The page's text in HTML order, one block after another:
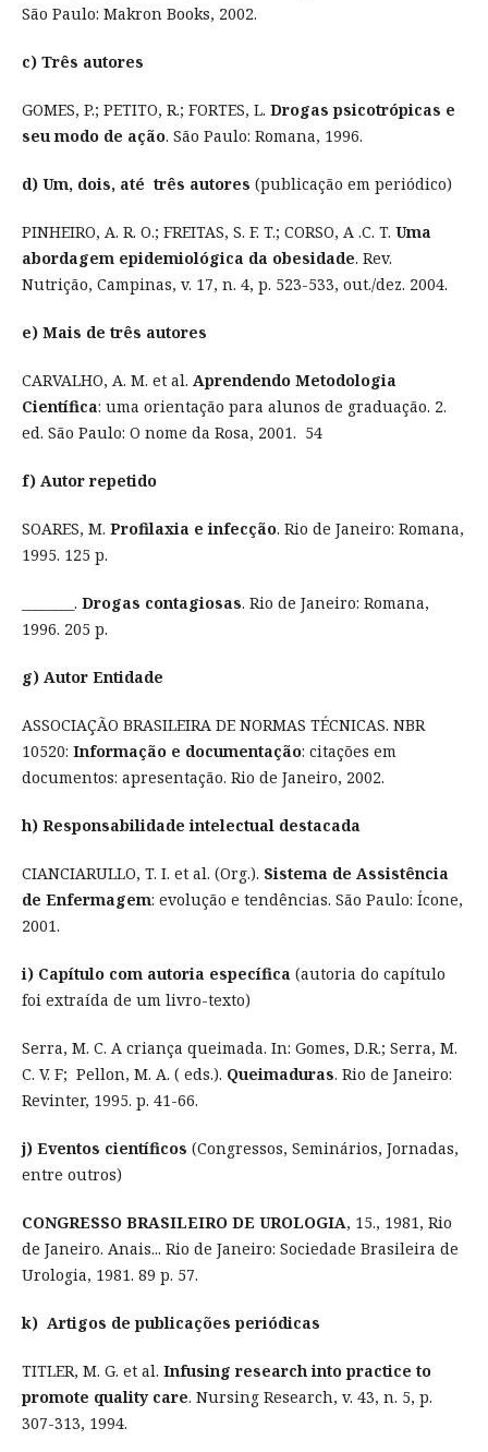
São Paulo: Makron Books, 2002.
c) Três autores
GOMES, P.; PETITO, R.; FORTES, L. Drogas psicotrópicas e
seu modo de ação. São Paulo: Romana, 1996.
d) Um, dois, até três autores (publicação em periódico)
PINHEIRO, A. R. O.; FREITAS, S. F. T.; CORSO, A .C. T. Uma
abordagem epidemiológica da obesidade. Rev.
Nutrição, Campinas, v. 17, n. 4, p. 523-533, out./dez. 2004.
e) Mais de três autores
CARVALHO, A. M. et al. Aprendendo Metodologia
Científica: uma orientação para alunos de graduação. 2.
ed. São Paulo: O nome da Rosa, 2001. 54
f) Autor repetido
SOARES, M. Profilaxia e infecção. Rio de Janeiro: Romana,
1995. 125 p.
________. Drogas contagiosas. Rio de Janeiro: Romana,
1996. 205 p.
g) Autor Entidade
ASSOCIAÇÃO BRASILEIRA DE NORMAS TÉCNICAS. NBR
10520: Informação e documentação: citações em
documentos: apresentação. Rio de Janeiro, 2002.
h) Responsabilidade intelectual destacada
CIANCIARULLO, T. I. et al. (Org.). Sistema de Assistência
de Enfermagem: evolução e tendências. São Paulo: Ícone,
2001.
i) Capítulo com autoria específica (autoria do capítulo
foi extraída de um livro-texto)
Serra, M. C. A criança queimada. In: Gomes, D.R.; Serra, M.
C. V. F; Pellon, M. A. ( eds.). Queimaduras. Rio de Janeiro:
Revinter, 1995. p. 41-66.
j) Eventos científicos (Congressos, Seminários, Jornadas,
entre outros)
CONGRESSO BRASILEIRO DE UROLOGIA, 15., 1981, Rio
de Janeiro. Anais... Rio de Janeiro: Sociedade Brasileira de
Urologia, 1981. 89 p. 57.
k) Artigos de publicações periódicas
TITLER, M. G. et al. Infusing research into practice to
promote quality care. Nursing Research, v. 43, n. 5, p.
307-313, 1994.